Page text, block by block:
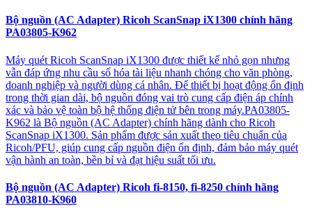
Bộ nguồn (AC Adapter) Ricoh ScanSnap iX1300 chính hãng
PA03805-K962
Máy quét Ricoh ScanSnap iX1300 được thiết kế nhỏ gọn nhưng
vẫn đáp ứng nhu cầu số hóa tài liệu nhanh chóng cho văn phòng,
doanh nghiệp và người dùng cá nhân. Để thiết bị hoạt động ổn định
trong thời gian dài, bộ nguồn đóng vai trò cung cấp điện áp chính
xác và bảo vệ toàn bộ hệ thống điện tử bên trong máy.PA03805-
K962 là Bộ nguồn (AC Adapter) chính hãng dành cho Ricoh
ScanSnap iX1300. Sản phẩm được sản xuất theo tiêu chuẩn của
Ricoh/PFU, giúp cung cấp nguồn điện ổn định, đảm bảo máy quét
vận hành an toàn, bền bỉ và đạt hiệu suất tối ưu.
Bộ nguồn (AC Adapter) Ricoh fi-8150, fi-8250 chính hãng
PA03810-K960